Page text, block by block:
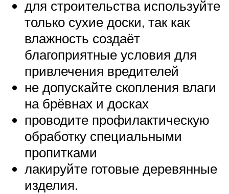
для строительства используйте
только сухие доски, так как
влажность создаёт
благоприятные условия для
привлечения вредителей
не допускайте скопления влаги
на брёвнах и досках
проводите профилактическую
обработку специальными
пропитками
лакируйте готовые деревянные
изделия.